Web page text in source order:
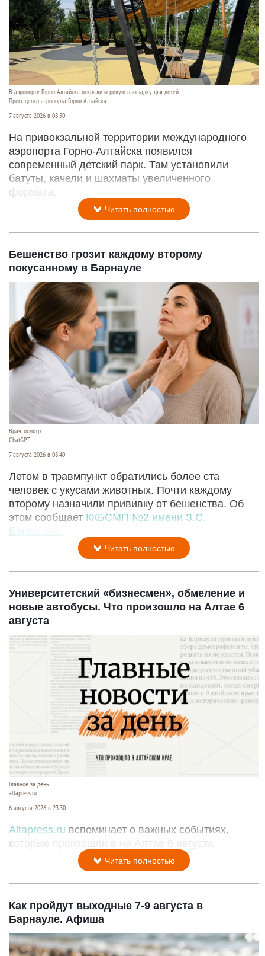
В аэропорту Горно-Алтайска открыли игровую площадку для детей.
Пресс-центр аэропорта Горно-Алтайска
7 августа 2026 в 08:50
На привокзальной территории международного
аэропорта Горно-Алтайска появился
современный детский парк. Там установили
батуты, качели и шахматы увеличенного
формата.
Читать полностью
Бешенство грозит каждому второму
покусанному в Барнауле
Врач, осмотр
ChatGPT
7 августа 2026 в 08:40
Летом в травмпункт обратились более ста
человек с укусами животных. Почти каждому
второму назначили прививку от бешенства. Об
этом сообщает ККБСМП №2 имени З.С.
Баркагана.
Читать полностью
Университетский «бизнесмен», обмеление и
новые автобусы. Что произошло на Алтае 6
августа
Главное за день
altapress.ru
6 августа 2026 в 23:30
Altapress.ru вспоминает о важных событиях,
которые произошли в на Алтае 6 августа.
Читать полностью
Как пройдут выходные 7-9 августа в
Барнауле. Афиша